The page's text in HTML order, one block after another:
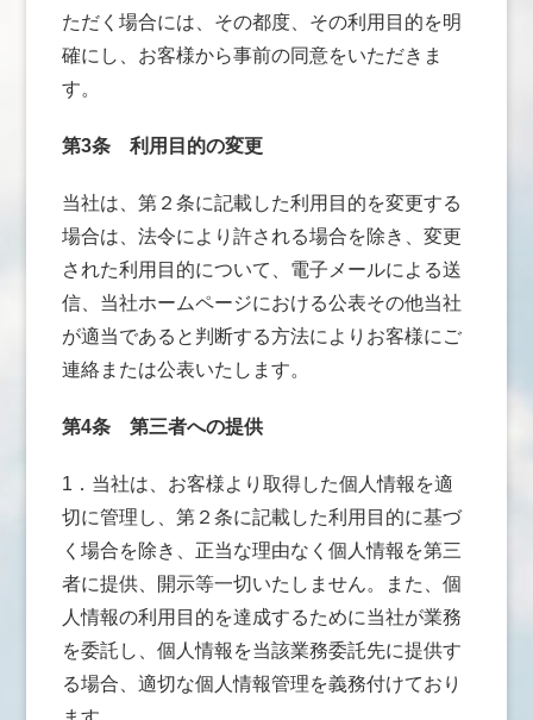
ただく場合には、その都度、その利用目的を明
確にし、お客様から事前の同意をいただきま
す。
第3条利用目的の変更
当社は、第２条に記載した利用目的を変更する
場合は、法令により許される場合を除き、変更
された利用目的について、電子メールによる送
信、当社ホームページにおける公表その他当社
が適当であると判断する方法によりお客様にご
連絡または公表いたします。
第4条第三者への提供
1．当社は、お客様より取得した個人情報を適
切に管理し、第２条に記載した利用目的に基づ
く場合を除き、正当な理由なく個人情報を第三
者に提供、開示等一切いたしません。また、個
人情報の利用目的を達成するために当社が業務
を委託し、個人情報を当該業務委託先に提供す
る場合、適切な個人情報管理を義務付けており